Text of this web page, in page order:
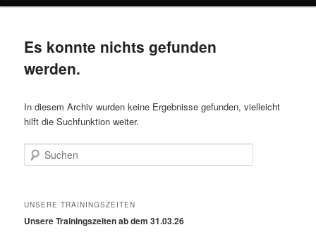
Es konnte nichts gefunden
werden.
In diesem Archiv wurden keine Ergebnisse gefunden, vielleicht
hilft die Suchfunktion weiter.
Suchen
UNSERE TRAININGSZEITEN
Unsere Trainingszeiten ab dem 31.03.26